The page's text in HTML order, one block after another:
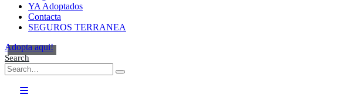
YA Adoptados
Contacta
SEGUROS TERRANEA
Adopta aqui!
Search